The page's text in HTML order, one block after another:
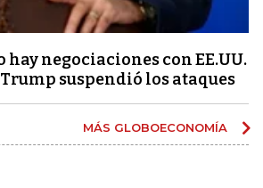
hay negociaciones con EE.UU.
Trump suspendió los ataques
MÁS GLOBOECONOMÍA